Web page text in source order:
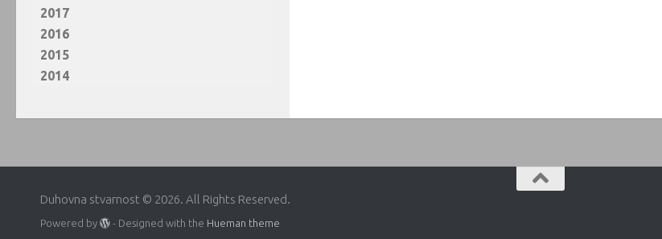
2017
2016
2015
2014
Duhovna stvarnost © 2026. All Rights Reserved.
Powered by - Designed with the Hueman theme